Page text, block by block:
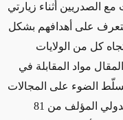
مع الصدريين أثناء زيارتي
على أهدافهم بشكل
كل من الولايات
مواد المقابلة في
الضوء على المجالات
التي يوجد فيها تنافر متوقع مع التحالف الدولي المؤلف من 81